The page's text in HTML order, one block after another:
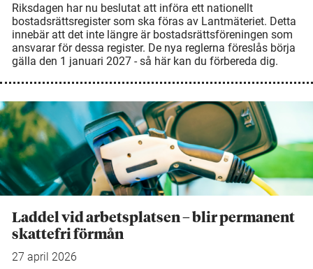
Riksdagen har nu beslutat att införa ett nationellt
bostadsrättsregister som ska föras av Lantmäteriet. Detta
innebär att det inte längre är bostadsrättsföreningen som
ansvarar för dessa register. De nya reglerna föreslås börja
gälla den 1 januari 2027 - så här kan du förbereda dig.
Laddel vid arbetsplatsen – blir permanent
skattefri förmån
27 april 2026